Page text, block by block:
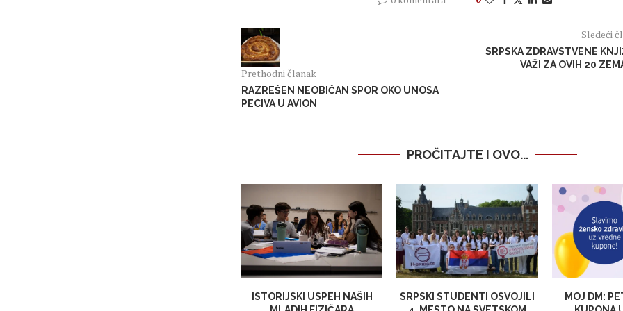
Prethodni članak
RAZREŠEN NEOBIČAN SPOR OKO UNOSA
PECIVA U AVION
Sledeći
SRPSKA ZDRAVSTVENE
VAŽI ZA OVIH 20
PROČITAJTE I OVO...
ISTORIJSKI USPEH NAŠIH
SRPSKI STUDENTI OSVOJILI
MOJ DM: